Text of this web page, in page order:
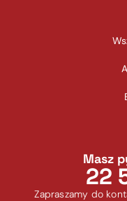
Masz
22
Zapraszamy do